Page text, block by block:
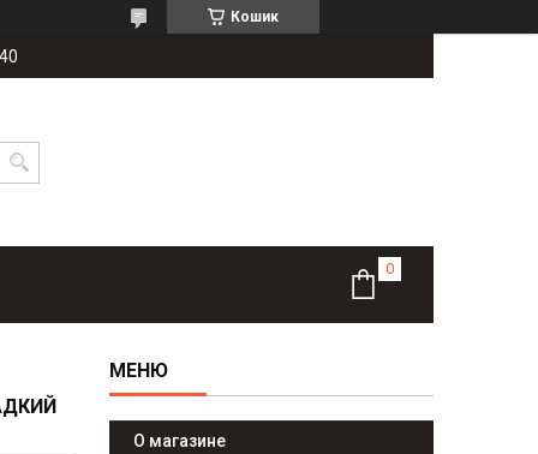
Кошик
О магазине